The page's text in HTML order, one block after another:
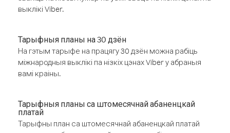
выклікі Viber.
Тарыфныя планы на 30 дзён
На гэтым тарыфе на працягу 30 дзён можна рабіць
міжнародныя выклікі па нізкіх цэнах Viber у абраныя
вамі краіны.
Тарыфныя планы са штомесячнай абаненцкай
платай
Тарыфны план са штомесячнай абаненцкай платай